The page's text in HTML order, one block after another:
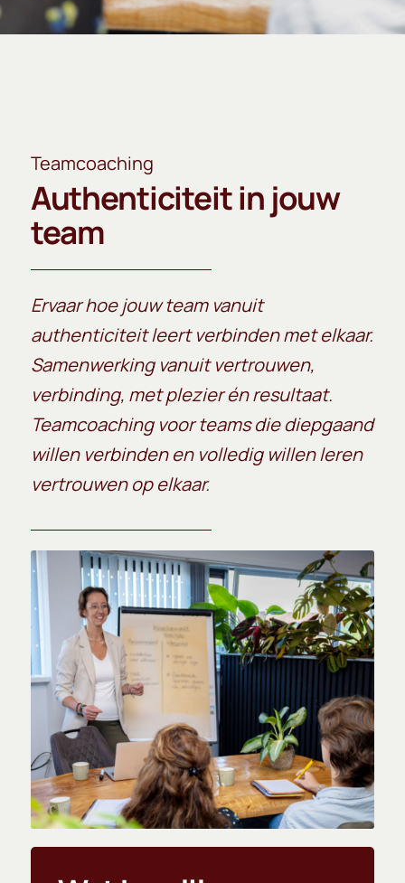
Teamcoaching
Authenticiteit in jouw
team
Ervaar hoe jouw team vanuit
authenticiteit leert verbinden met elkaar.
Samenwerking vanuit vertrouwen,
verbinding, met plezier én resultaat.
Teamcoaching voor teams die diepgaand
willen verbinden en volledig willen leren
vertrouwen op elkaar.